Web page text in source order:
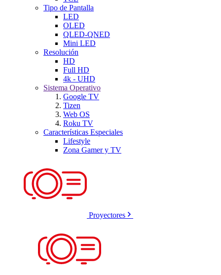
Tipo de Pantalla
LED
OLED
QLED-QNED
Mini LED
Resolución
HD
Full HD
4k - UHD
Sistema Operativo
Google TV
Tizen
Web OS
Roku TV
Características Especiales
Lifestyle
Zona Gamer y TV
Proyectores